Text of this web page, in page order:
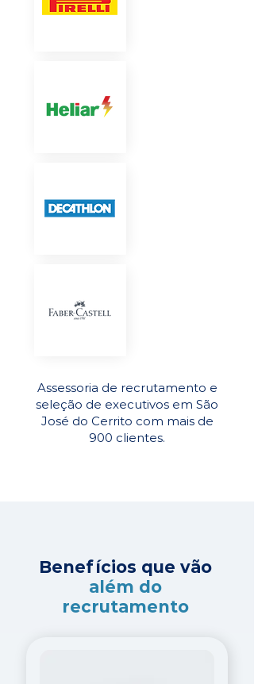
Assessoria de recrutamento e
seleção de executivos em São
José do Cerrito com mais de
900 clientes.
Benefícios que vão
além do
recrutamento